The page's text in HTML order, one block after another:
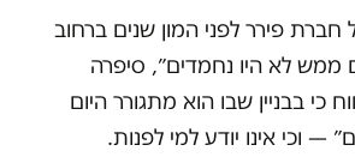
חברת פירר לפני המון שנים ברחוב
ממש לא היו נחמדים״, סיפרה
כי בבניין שבו הוא מתגורר היום
— וכי אינו יודע למי לפנות.